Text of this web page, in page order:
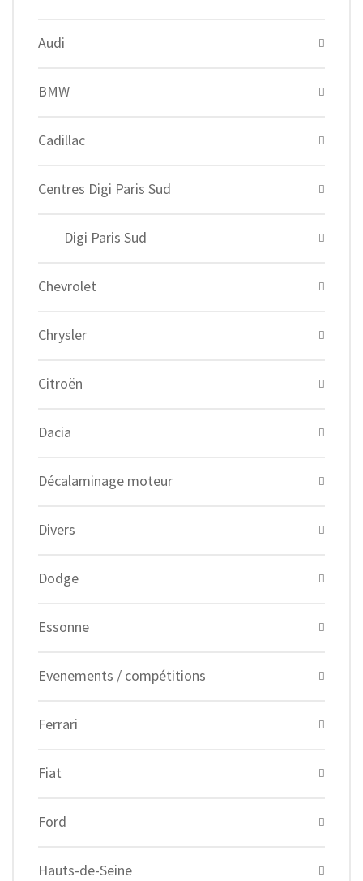
Audi
BMW
Cadillac
Centres Digi Paris Sud
Digi Paris Sud
Chevrolet
Chrysler
Citroën
Dacia
Décalaminage moteur
Divers
Dodge
Essonne
Evenements / compétitions
Ferrari
Fiat
Ford
Hauts-de-Seine